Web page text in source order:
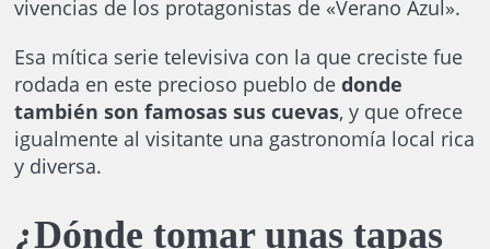
vivencias de los protagonistas de «Verano Azul».
Esa mítica serie televisiva con la que creciste fue
rodada en este precioso pueblo de donde
también son famosas sus cuevas, y que ofrece
igualmente al visitante una gastronomía local rica
y diversa.
¿Dónde tomar unas tapas